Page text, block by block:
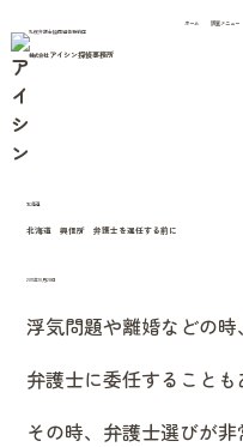
札幌弁護士協同組合特約店
株式会社 アイシン探偵事務所
ホーム 調査メニュー
北海道
北海道 興信所 弁護士を選任する前に
2011年10月28日
浮気問題や離婚などの時、
弁護士に委任することも
その時、弁護士選びが非